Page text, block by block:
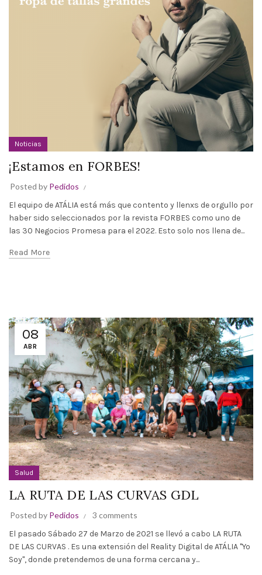
Noticias
¡Estamos en FORBES!
Posted by Pedidos
El equipo de ATÁLIA está más que contento y llenxs de orgullo por
haber sido seleccionados por la revista FORBES como uno de
las 30 Negocios Promesa para el 2022. Esto solo nos llena de...
Read More
08
ABR
Salud
LA RUTA DE LAS CURVAS GDL
Posted by Pedidos
3 comments
El pasado Sábado 27 de Marzo de 2021 se llevó a cabo LA RUTA
DE LAS CURVAS . Es una extensión del Reality Digital de ATÁLIA "Yo
Soy", donde pretendemos de una forma cercana y...